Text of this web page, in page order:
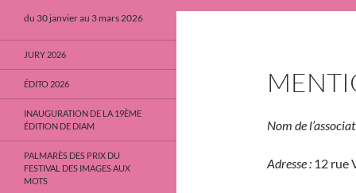
Nom de
Adresse : 12 rue
du 30 janvier au 3 mars 2026
JURY 2026
ÉDITO 2026
INAUGURATION DE LA 19ÈME
ÉDITION DE DIAM
PALMARÈS DES PRIX DU
FESTIVAL DES IMAGES AUX
MOTS